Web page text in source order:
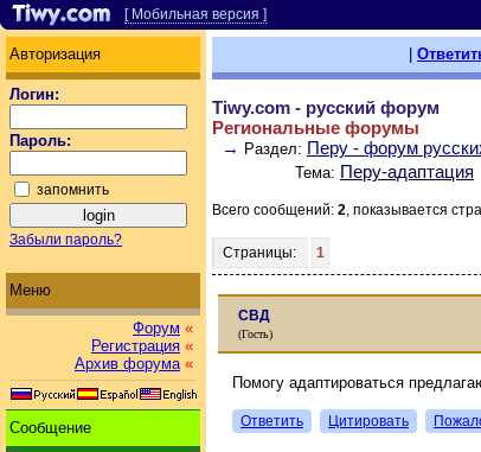
[ Мобильная версия ]
Авторизация
Логин:
Пароль:
запомнить
Забыли пароль?
Меню
Форум «
Регистрация «
Архив форума «
Сообщение
Tiwy.com - русский форум
Региональные форумы
→ Раздел: Перу - форум
Тема: Перу-адаптация
Всего сообщений: 2, показывается
Страницы: 1
СВД
(Гость)
Помогу адаптироваться
Ответить Цитировать